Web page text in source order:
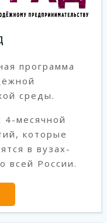
программа
среды.
4-месячной
которые
в вузах-
всей России.